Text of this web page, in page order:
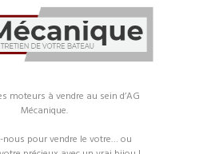
moteurs à vendre au sein d’AG
Mécanique.
nous pour vendre le votre… ou